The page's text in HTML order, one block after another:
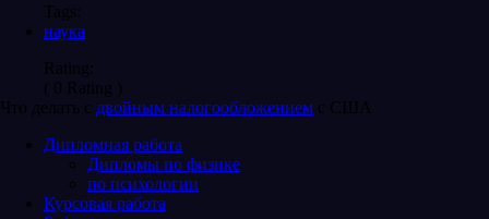
Tags:
наука
Rating:
( 0 Rating )
Что делать с двойным налогообложением с США
Дипломная работа
Дипломы по физике
по психологии
Курсовая работа